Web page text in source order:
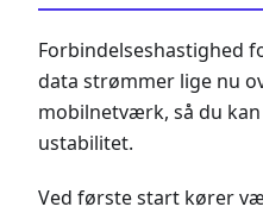
Forbindelseshastighed
data strømmer lige nu
mobilnetværk, så du
ustabilitet.
Ved første start kører